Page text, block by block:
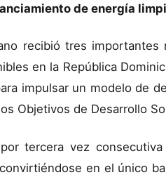
de energía
recibió tres importantes
en la República
impulsar un modelo de
Objetivos de Desarrollo
tercera vez
en el único